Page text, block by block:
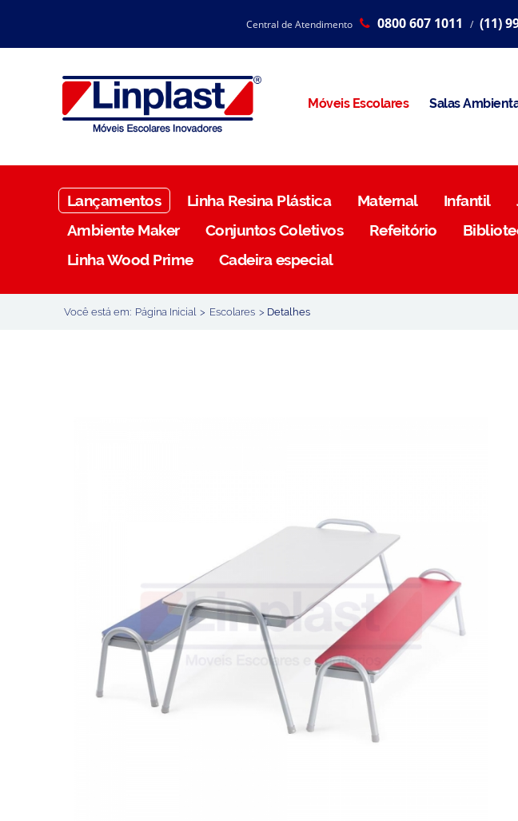
Central de Atendimento 0800 607 1011 / (11)
Móveis Escolares Salas
Lançamentos Linha Resina Plástica Maternal Infantil
Ambiente Maker
Conjuntos Coletivos Refeitório
Linha Wood Prime
Cadeira especial
Você está em: Página Inicial > Escolares > Detalhes
Linha Resina Plástica
Universitária
Armários / Nichos
Conjuntos Coletivos
SOBRE A EMPRESA